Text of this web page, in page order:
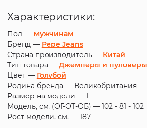
Характеристики:
Пол — Мужчинам
Бренд — Pepe Jeans
Страна производитель — Китай
Тип товара — Джемперы и пуловеры
Цвет — Голубой
Родина бренда — Великобритания
Размер на модели — L
Модель, см. (ОГ-ОТ-ОБ) — 102 - 81 - 102
Рост модели, см. — 187